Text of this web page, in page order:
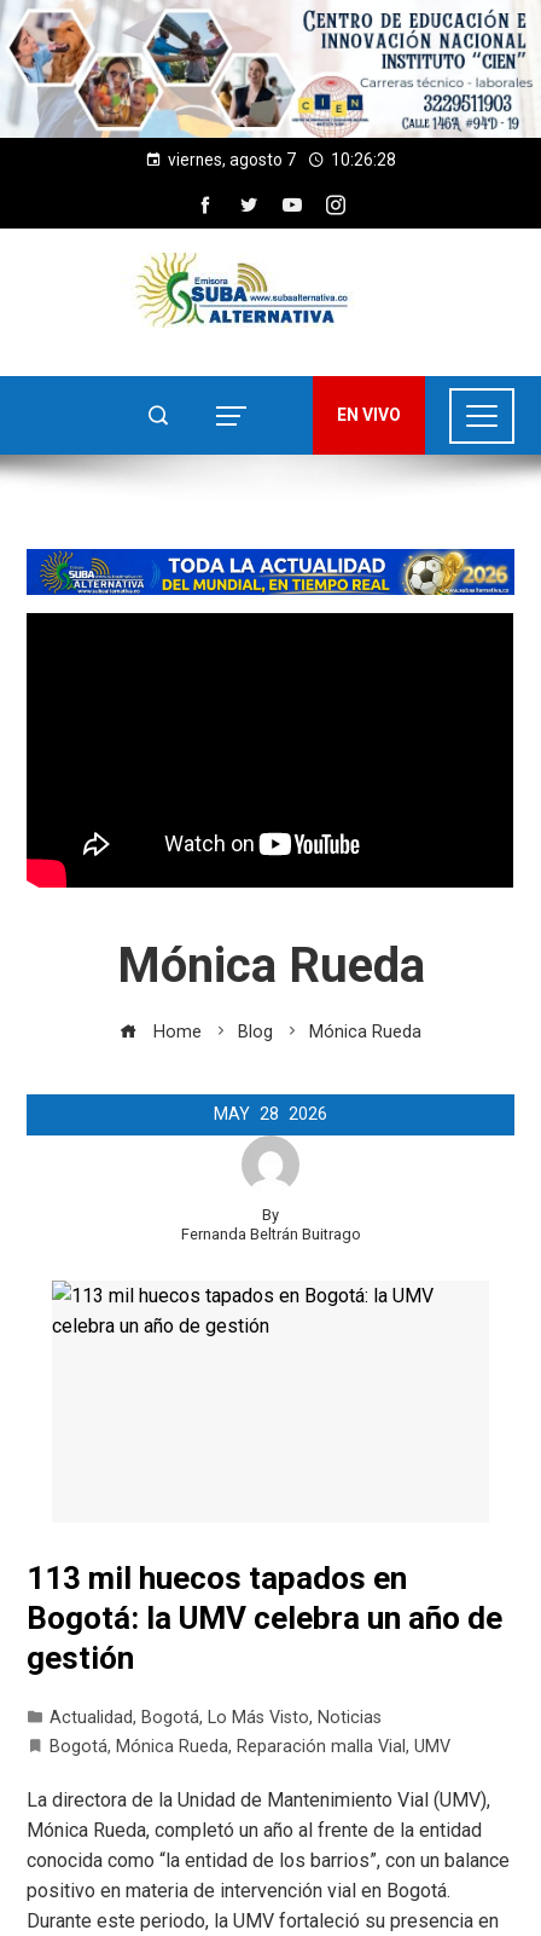
viernes, agosto 7 10:26:28
EN VIVO
Mónica Rueda
Home Blog Mónica Rueda
MAY 28 2026
By
Fernanda Beltrán Buitrago
113 mil huecos tapados en
Bogotá: la UMV celebra un año de
gestión
Actualidad, Bogotá, Lo Más Visto, Noticias
Bogotá, Mónica Rueda, Reparación malla Vial,UMV
La directora de la Unidad de Mantenimiento Vial (UMV),
Mónica Rueda, completó un año al frente de la entidad
conocida como “la entidad de los barrios”, con un balance
positivo en materia de intervención vial en Bogotá.
Durante este periodo, la UMV fortaleció su presencia en